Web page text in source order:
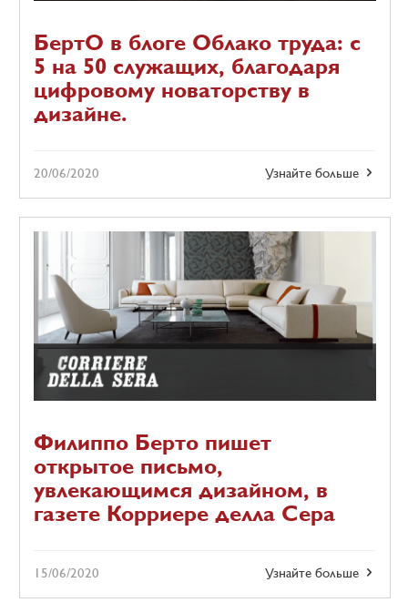
БертО в блоге Облако труда: с
5 на 50 служащих, благодаря
цифровому новаторству в
дизайне.
Узнайте больше
20/06/2020
Филиппо Берто пишет
открытое письмо,
увлекающимся дизайном, в
газете Корриере делла Сера
Узнайте больше
15/06/2020